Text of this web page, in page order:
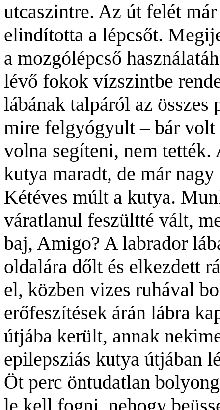
utcaszintre. Az út felét
elindította a lépcsőt.
a mozgólépcső
lévő fokok vízszintbe
lábának talpáról az
mire felgyógyult – bár
volna segíteni, nem tették.
kutya maradt, de már
Kétéves múlt a kutya.
váratlanul feszültté vált,
baj, Amigo? A labrador
oldalára dőlt és elkezdett
el, közben vizes ruhával
erőfeszítések árán lábra
útjába került, annak
epilepsziás kutya útjában
Öt perc öntudatlan
le kell fogni, nehogy